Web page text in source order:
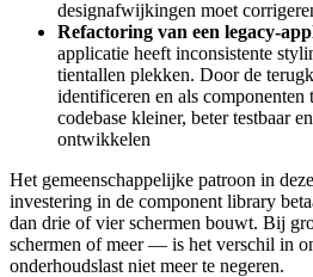
designafwijkingen moet
Refactoring van een legacy-
applicatie heeft inconsistente
tientallen plekken. Door de
identificeren en als
codebase kleiner, beter testbaar
ontwikkelen
Het gemeenschappelijke patroon in
investering in de component library
dan drie of vier schermen bouwt. Bij
schermen of meer — is het verschil in
onderhoudslast niet meer te negeren.